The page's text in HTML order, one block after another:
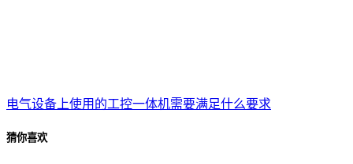
电气设备上使用的工控一体机需要满足什么要求
猜你喜欢